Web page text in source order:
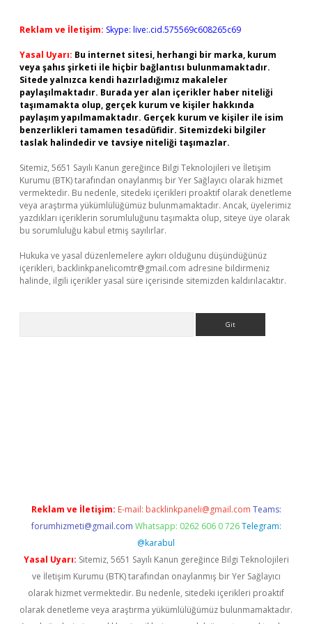
Reklam ve İletişim: Skype: live:.cid.575569c608265c69
Yasal Uyarı: Bu internet sitesi, herhangi bir marka, kurum
veya şahıs şirketi ile hiçbir bağlantısı bulunmamaktadır.
Sitede yalnızca kendi hazırladığımız makaleler
paylaşılmaktadır. Burada yer alan içerikler haber niteliği
taşımamakta olup, gerçek kurum ve kişiler hakkında
paylaşım yapılmamaktadır. Gerçek kurum ve kişiler ile isim
benzerlikleri tamamen tesadüfidir. Sitemizdeki bilgiler
taslak halindedir ve tavsiye niteliği taşımazlar.
Sitemiz, 5651 Sayılı Kanun gereğince Bilgi Teknolojileri ve İletişim
Kurumu (BTK) tarafından onaylanmış bir Yer Sağlayıcı olarak hizmet
vermektedir. Bu nedenle, sitedeki içerikleri proaktif olarak denetleme
veya araştırma yükümlülüğümüz bulunmamaktadır. Ancak, üyelerimiz
yazdıkları içeriklerin sorumluluğunu taşımakta olup, siteye üye olarak
bu sorumluluğu kabul etmiş sayılırlar.
Hukuka ve yasal düzenlemelere aykırı olduğunu düşündüğünüz
içerikleri, backlinkpanelicomtr@gmail.com adresine bildirmeniz
halinde, ilgili içerikler yasal süre içerisinde sitemizden kaldırılacaktır.
Reklam ve İletişim: E-mail: backlinkpaneli@gmail.com Teams:
forumhizmeti@gmail.com Whatsapp: 0262 606 0 726 Telegram:
@karabul
Yasal Uyarı: Sitemiz, 5651 Sayılı Kanun gereğince Bilgi Teknolojileri
ve İletişim Kurumu (BTK) tarafından onaylanmış bir Yer Sağlayıcı
olarak hizmet vermektedir. Bu nedenle, sitedeki içerikleri proaktif
olarak denetleme veya araştırma yükümlülüğümüz bulunmamaktadır.